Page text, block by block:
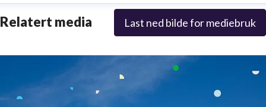
Jødahl
kommunikasjonsrådgiver og pressekontakt Generelle
roar.jodahl@norsk-tipping.no 97 07 14 04
Relatert media Last ned bilde for mediebruk